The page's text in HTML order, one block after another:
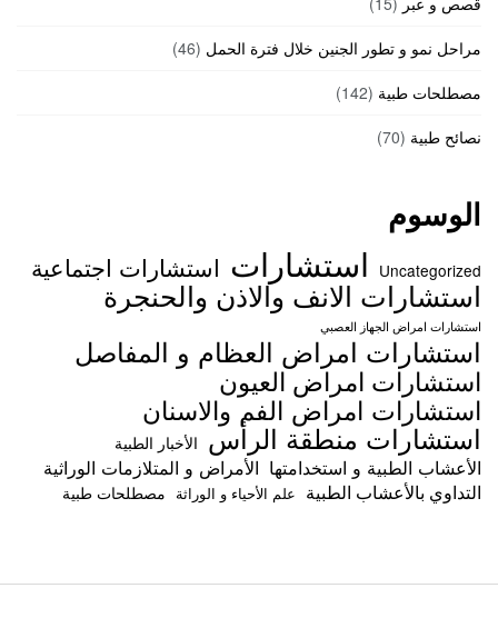
مراحل نمو و تطور الجنين خلال فترة الحمل (46)
مصطلحات طبية (142)
نصائح طبية (70)
الوسوم
Uncategorized استشارات استشارات اجتماعية
استشارات الانف والاذن والحنجرة
استشارات امراض الجهاز العصبي
استشارات امراض العظام و المفاصل
استشارات امراض العيون
استشارات امراض الفم والاسنان
استشارات منطقة الرأس الأخبار الطبية
الأعشاب الطبية و استخدامتها الأمراض و المتلازمات الوراثية
التداوي بالأعشاب الطبية علم الأحياء و الوراثة مصطلحات طبية